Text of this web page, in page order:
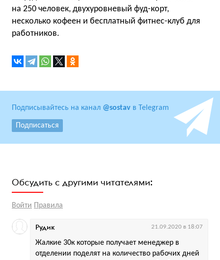
на 250 человек, двухуровневый фуд-корт,
несколько кофеен и бесплатный фитнес-клуб для
работников.
Подписывайтесь на канал @sostav в Telegram
Подписаться
Обсудить с другими читателями:
Войти Правила
Жалкие 30к которые получает менеджер в
отделении поделят на количество рабочих дней
Рудик 21.09.2020 в 18:07